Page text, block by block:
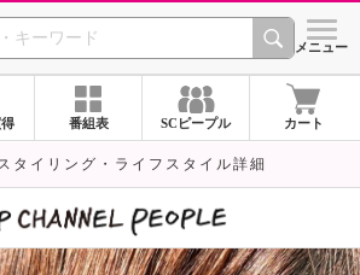
SHOP CHANNEL シメニュー
番組表 SCピープル カート
タイリング・ライフスタイル詳細